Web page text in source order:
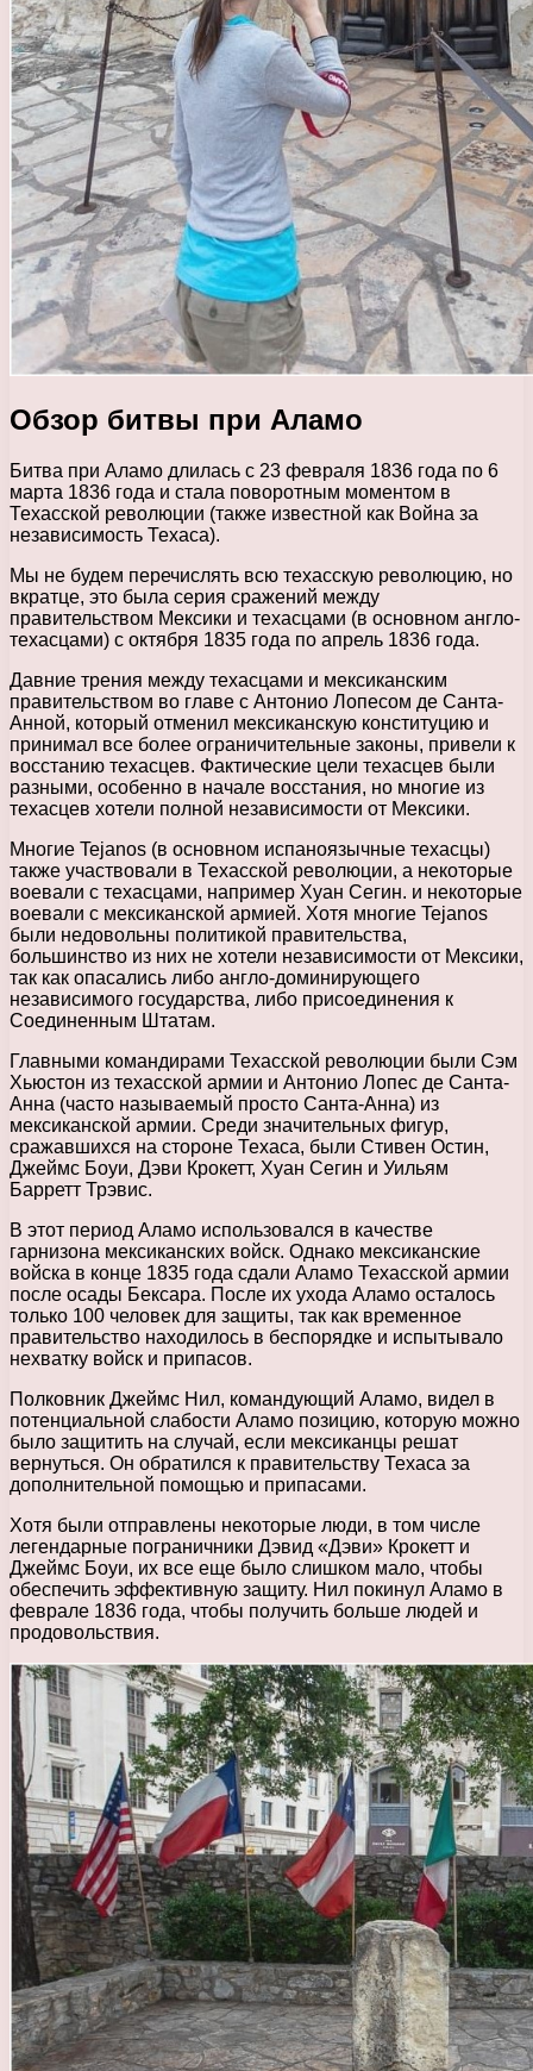
Обзор битвы при Аламо
Битва при Аламо длилась с 23 февраля 1836 года по 6
марта 1836 года и стала поворотным моментом в
Техасской революции (также известной как Война за
независимость Техаса).
Мы не будем перечислять всю техасскую революцию, но
вкратце, это была серия сражений между
правительством Мексики и техасцами (в основном англо-
техасцами) с октября 1835 года по апрель 1836 года.
Давние трения между техасцами и мексиканским
правительством во главе с Антонио Лопесом де Санта-
Анной, который отменил мексиканскую конституцию и
принимал все более ограничительные законы, привели к
восстанию техасцев. Фактические цели техасцев были
разными, особенно в начале восстания, но многие из
техасцев хотели полной независимости от Мексики.
Многие Tejanos (в основном испаноязычные техасцы)
также участвовали в Техасской революции, а некоторые
воевали с техасцами, например Хуан Сегин. и некоторые
воевали с мексиканской армией. Хотя многие Tejanos
были недовольны политикой правительства,
большинство из них не хотели независимости от Мексики,
так как опасались либо англо-доминирующего
независимого государства, либо присоединения к
Соединенным Штатам.
Главными командирами Техасской революции были Сэм
Хьюстон из техасской армии и Антонио Лопес де Санта-
Анна (часто называемый просто Санта-Анна) из
мексиканской армии. Среди значительных фигур,
сражавшихся на стороне Техаса, были Стивен Остин,
Джеймс Боуи, Дэви Крокетт, Хуан Сегин и Уильям
Барретт Трэвис.
В этот период Аламо использовался в качестве
гарнизона мексиканских войск. Однако мексиканские
войска в конце 1835 года сдали Аламо Техасской армии
после осады Бексара. После их ухода Аламо осталось
только 100 человек для защиты, так как временное
правительство находилось в беспорядке и испытывало
нехватку войск и припасов.
Полковник Джеймс Нил, командующий Аламо, видел в
потенциальной слабости Аламо позицию, которую можно
было защитить на случай, если мексиканцы решат
вернуться. Он обратился к правительству Техаса за
дополнительной помощью и припасами.
Хотя были отправлены некоторые люди, в том числе
легендарные пограничники Дэвид «Дэви» Крокетт и
Джеймс Боуи, их все еще было слишком мало, чтобы
обеспечить эффективную защиту. Нил покинул Аламо в
феврале 1836 года, чтобы получить больше людей и
продовольствия.